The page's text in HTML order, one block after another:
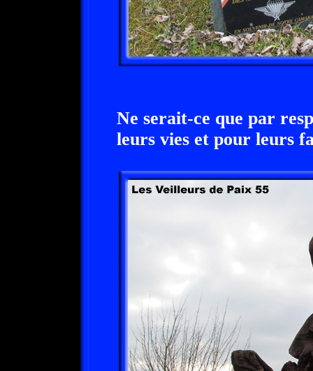
Ne serait-ce que par
leurs vies et pour leurs